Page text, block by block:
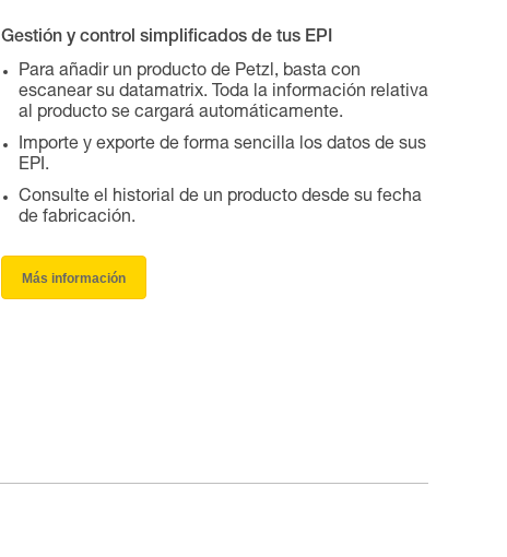
Gestión y control simplificados de tus EPI
Para añadir un producto de Petzl, basta con
escanear su datamatrix. Toda la información relativa
al producto se cargará automáticamente.
Importe y exporte de forma sencilla los datos de sus
EPI.
Consulte el historial de un producto desde su fecha
de fabricación.
Más información